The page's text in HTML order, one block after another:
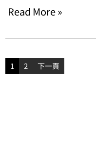
Read More »
文
1 2 下一頁